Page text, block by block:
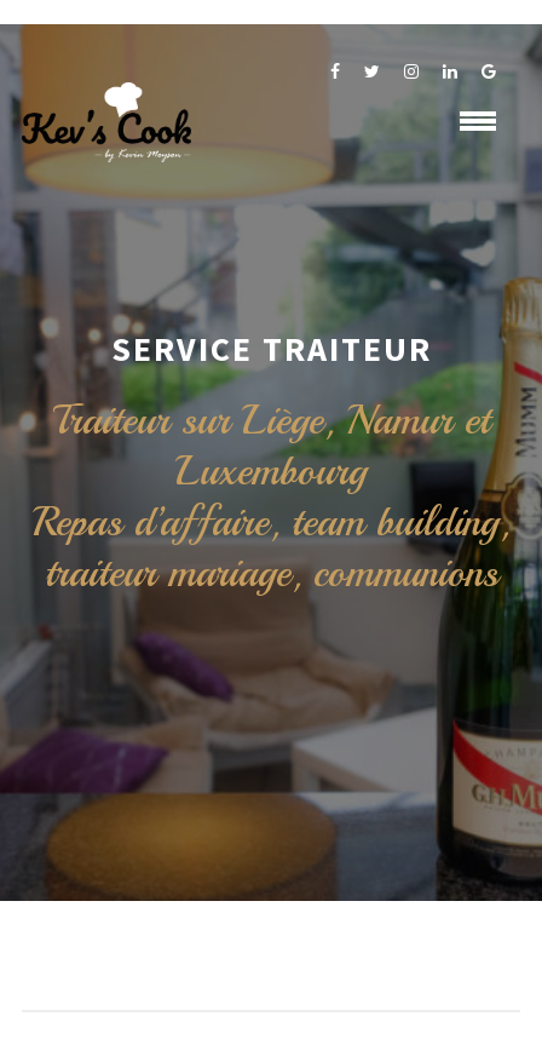
SERVICE TRAITEUR
Traiteur sur Liège, Namur et
Luxembourg
Repas d’affaire, team building,
traiteur mariage, communions